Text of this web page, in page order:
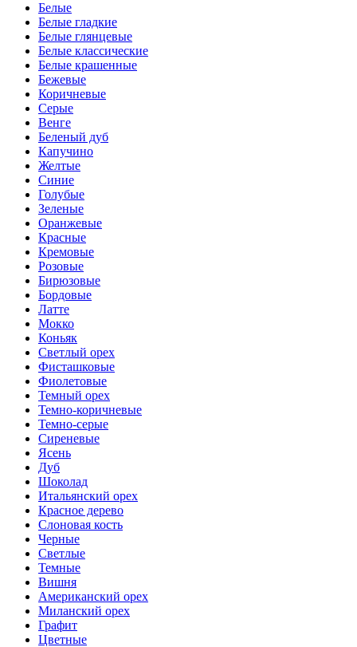
Белые
Белые гладкие
Белые глянцевые
Белые классические
Белые крашенные
Бежевые
Коричневые
Серые
Венге
Беленый дуб
Капучино
Желтые
Синие
Голубые
Зеленые
Оранжевые
Красные
Кремовые
Розовые
Бирюзовые
Бордовые
Латте
Мокко
Коньяк
Светлый орех
Фисташковые
Фиолетовые
Темный орех
Темно-коричневые
Темно-серые
Сиреневые
Ясень
Дуб
Шоколад
Итальянский орех
Красное дерево
Слоновая кость
Черные
Светлые
Темные
Вишня
Американский орех
Миланский орех
Графит
Цветные